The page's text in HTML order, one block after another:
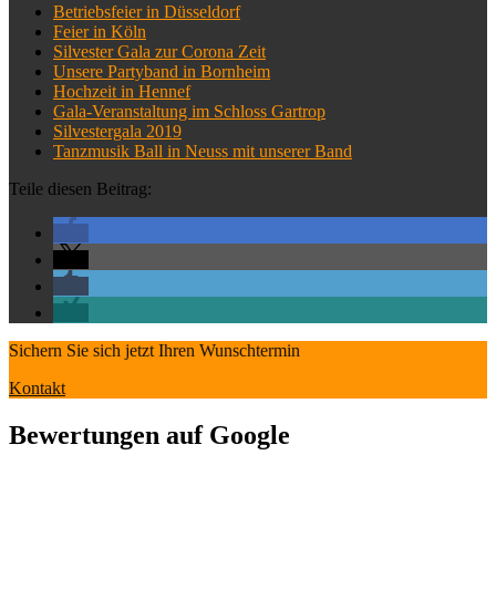
Betriebsfeier in Düsseldorf
Feier in Köln
Silvester Gala zur Corona Zeit
Unsere Partyband in Bornheim
Hochzeit in Hennef
Gala-Veranstaltung im Schloss Gartrop
Silvestergala 2019
Tanzmusik Ball in Neuss mit unserer Band
Teile diesen Beitrag:
Sichern Sie sich jetzt Ihren Wunschtermin
Kontakt
Bewertungen auf Google